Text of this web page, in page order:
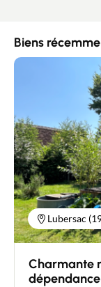
Biens
Lubersac
Charmante